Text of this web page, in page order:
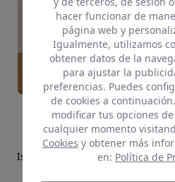
Los rodapiés de poliestireno
Island son la elección perfecta
hacer funcionar de
página web y
Igualmente, utilizamos
obtener datos de la
para ajustar la
preferencias. Puedes
de cookies a
modificar tus opciones
cualquier momento
Cookies y obtener más
en: Política de